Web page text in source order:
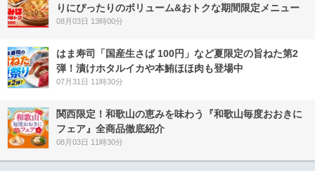
りにぴったりのボリューム&おトクな期間限定メニュー
08月03日 13時00分
はま寿司「国産生さば 100円」など夏限定の旨ねた第2
弾！漬けホタルイカや本鮪ほほ肉も登場中
07月31日 11時30分
関西限定！和歌山の恵みを味わう『和歌山毎度おおきに
フェア』全商品徹底紹介
08月03日 11時30分